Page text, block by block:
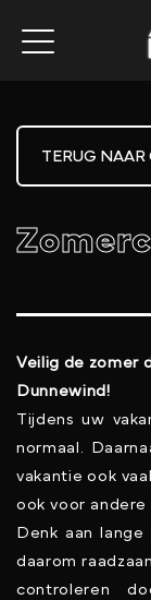
TERUG NAAR
Veilig de zomer
Dunnewind!
Tijdens uw
normaal.
vakantie ook
ook voor
Denk aan
daarom
controleren